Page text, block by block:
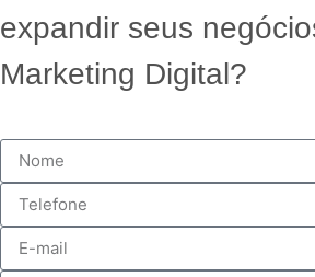
expandir seus
Marketing Digital?